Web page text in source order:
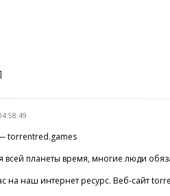
torrentred.games
всей планеты время, многие люди
на наш интернет ресурс. Веб-сайт